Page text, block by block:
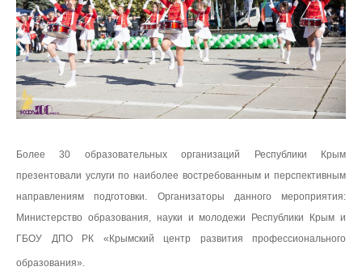
Более 30 образовательных организаций Республики Крым
презентовали услуги по наиболее востребованным и перспективным
направлениям подготовки. Организаторы данного мероприятия:
Министерство образования, науки и молодежи Республики Крым и
ГБОУ ДПО РК «Крымский центр развития профессионального
образования».